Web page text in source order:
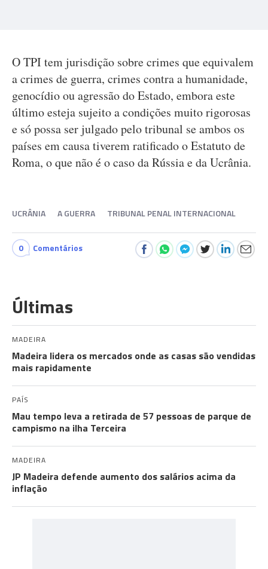
O TPI tem jurisdição sobre crimes que equivalem
a crimes de guerra, crimes contra a humanidade,
genocídio ou agressão do Estado, embora este
último esteja sujeito a condições muito rigorosas
e só possa ser julgado pelo tribunal se ambos os
países em causa tiverem ratificado o Estatuto de
Roma, o que não é o caso da Rússia e da Ucrânia.
UCRÂNIA A GUERRA TRIBUNAL PENAL INTERNACIONAL
0 Comentários
Últimas
MADEIRA
Madeira lidera os mercados onde as casas são vendidas
mais rapidamente
PAÍS
Mau tempo leva a retirada de 57 pessoas de parque de
campismo na ilha Terceira
MADEIRA
JP Madeira defende aumento dos salários acima da
inflação